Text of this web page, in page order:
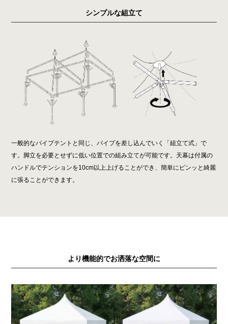
シンプルな組立て
一般的なパイプテントと同じ、パイプを差し込んでいく「組立て式」で
す。脚立を必要とせずに低い位置での組み立てが可能です。天幕は付属の
ハンドルでテンションを10cm以上上げることができ、簡単にピンッと綺麗
に張ることができます。
より機能的でお洒落な空間に